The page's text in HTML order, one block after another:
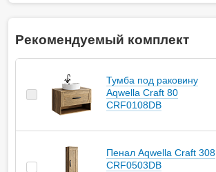
Рекомендуемый комплект
Тумба под раковину
Aqwella Craft 80
CRF0108DB
Пенал Aqwella Craft 308
CRF0503DB